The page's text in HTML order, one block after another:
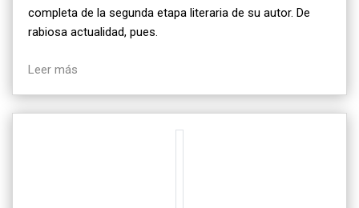
completa de la segunda etapa literaria de su autor. De
rabiosa actualidad, pues.
Leer más